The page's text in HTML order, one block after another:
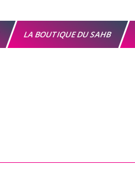
LA BOUTIQUE DU SAHB